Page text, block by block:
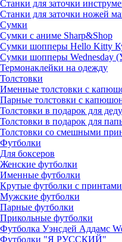
Станки для заточки
Станки для заточки ножей
Сумки
Сумки с аниме Sharp&Shop
Сумки шопперы Hello Kitty
Сумки шопперы Wednesday
Термонаклейки на одежду
Толстовки
Именные толстовки с
Парные толстовки с
Толстовки в подарок для
Толстовки в подарок для
Толстовки со смешными
Футболки
Для боксеров
Женские футболки
Именные футболки
Крутые футболки с принтами
Мужские футболки
Парные футболки
Прикольные футболки
Футболка Уэнсдей Аддамс
Футболки "Я РУССКИЙ"